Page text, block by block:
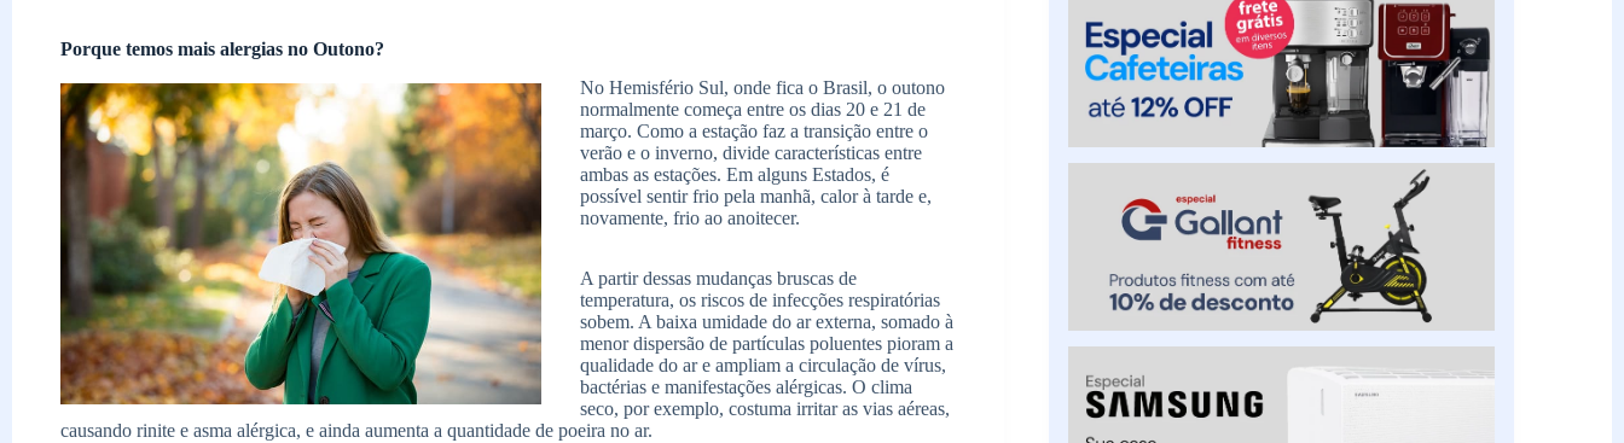
Porque temos mais alergias no Outono?
No Hemisfério Sul, onde fica o Brasil, o outono
normalmente começa entre os dias 20 e 21 de
março. Como a estação faz a transição entre o
verão e o inverno, divide características entre
ambas as estações. Em alguns Estados, é
possível sentir frio pela manhã, calor à tarde e,
novamente, frio ao anoitecer.
A partir dessas mudanças bruscas de
temperatura, os riscos de infecções respiratórias
sobem. A baixa umidade do ar externa, somado à
menor dispersão de partículas poluentes pioram a
qualidade do ar e ampliam a circulação de vírus,
bactérias e manifestações alérgicas. O clima
seco, por exemplo, costuma irritar as vias aéreas,
causando rinite e asma alérgica, e ainda aumenta a quantidade de poeira no ar.